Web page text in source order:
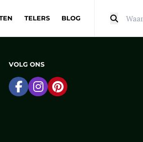
TELERS BLOG
VOLG ONS
Ga naar Facebook
Ga naar Instagram
Ga naar Pinterest